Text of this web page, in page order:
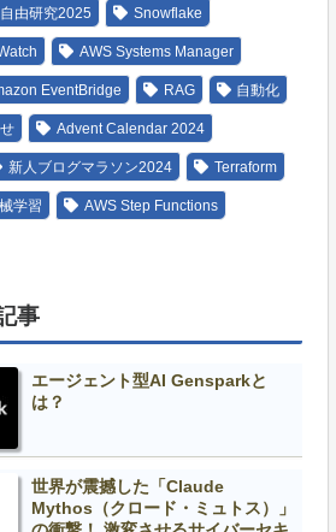
由研究2025 Snowflake
AWS Systems Manager
EventBridge RAG 自動化
Advent Calendar 2024
新人ブログマラソン2024 Terraform
学習 AWS Step Functions
事
エージェント型AI Gensparkと
は？
世界が震撼した「Claude
Mythos（クロード・ミュトス）」